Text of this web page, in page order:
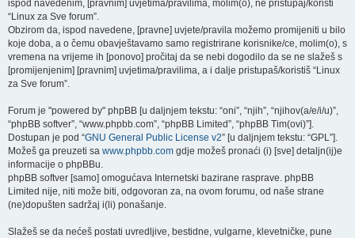
ispod navedenim, [pravnim] uvjetima/pravilima, molim(o), ne pristupaj/koristi
“Linux za Sve forum”.
Obzirom da, ispod navedene, [pravne] uvjete/pravila možemo promijeniti u bilo
koje doba, a o čemu obavještavamo samo registrirane korisnike/ce, molim(o), s
vremena na vrijeme ih [ponovo] pročitaj da se nebi dogodilo da se ne slažeš s
[promijenjenim] [pravnim] uvjetima/pravilima, a i dalje pristupaš/koristiš “Linux
za Sve forum”.
Forum je "powered by" phpBB [u daljnjem tekstu: “oni”, “njih”, “njihov(a/e/i/u)”,
“phpBB softver”, “www.phpbb.com”, “phpBB Limited”, “phpBB Tim(ovi)”].
Dostupan je pod “GNU General Public License v2” [u daljnjem tekstu: “GPL”].
Možeš ga preuzeti sa www.phpbb.com gdje možeš pronaći (i) [sve] detaljn(ij)e
informacije o phpBBu.
phpBB softver [samo] omogućava Internetski bazirane rasprave. phpBB
Limited nije, niti može biti, odgovoran za, na ovom forumu, od naše strane
(ne)dopušten sadržaj i(li) ponašanje.
Slažeš se da nećeš postati uvredljive, bestidne, vulgarne, klevetničke, pune